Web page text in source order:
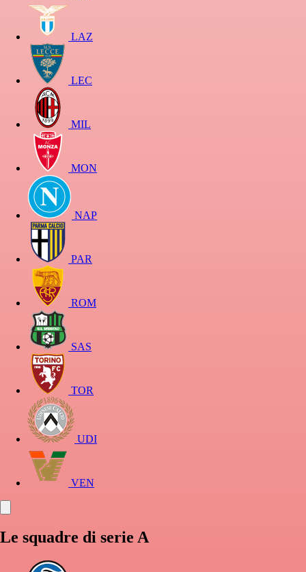
LAZ
LEC
MIL
MON
NAP
PAR
ROM
SAS
TOR
UDI
VEN
Le squadre di serie A